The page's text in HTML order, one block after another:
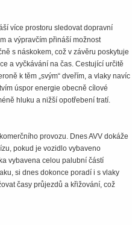
více prostoru sledovat dopravní
a výpravčím přináší možnost
s náskokem, což v závěru poskytuje
a vyčkávání na čas. Cestující určitě
k těm „svým“ dveřím, a vlaky navíc
úspor energie obecně cílové
hluku a nižší opotřebení tratí.
provozu. Dnes AVV dokáže
pokud je vozidlo vybaveno
vybavena celou palubní částí
si dnes dokonce poradí i s vlaky
časy průjezdů a křižování, což